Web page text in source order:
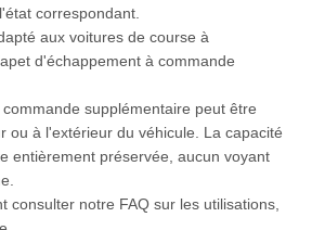
correspondant.
aux voitures de course à
d'échappement à commande
supplémentaire peut être
ou à l'extérieur du véhicule. La capacité
entièrement préservée, aucun voyant
consulter notre FAQ sur les utilisations,